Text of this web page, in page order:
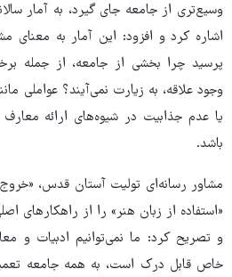
اشاره کرد و افزود: این آمار به معنای
پرسید چرا بخشی از جامعه، از جمله
وجود علاقه، به زیارت نمی‌آیند؟ عواملی
یا عدم جذابیت در شیوه‌های ارائه
باشد.
مشاور رسانه‌ای تولیت آستان قدس،
«استفاده از زبان هنر» را از
و تصریح کرد: ما نمی‌توانیم ادبیات و
خاص قابل درک است، به همه جامعه